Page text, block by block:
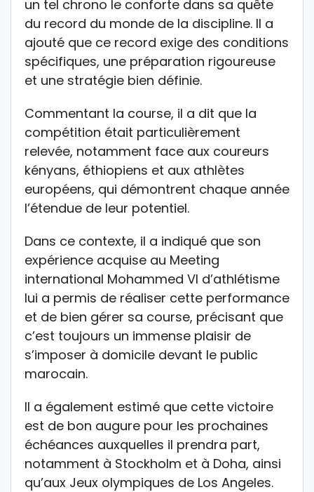
un tel chrono le conforte dans sa quête
du record du monde de la discipline. Il a
ajouté que ce record exige des conditions
spécifiques, une préparation rigoureuse
et une stratégie bien définie.
Commentant la course, il a dit que la
compétition était particulièrement
relevée, notamment face aux coureurs
kényans, éthiopiens et aux athlètes
européens, qui démontrent chaque année
l’étendue de leur potentiel.
Dans ce contexte, il a indiqué que son
expérience acquise au Meeting
international Mohammed VI d’athlétisme
lui a permis de réaliser cette performance
et de bien gérer sa course, précisant que
c’est toujours un immense plaisir de
s’imposer à domicile devant le public
marocain.
Il a également estimé que cette victoire
est de bon augure pour les prochaines
échéances auxquelles il prendra part,
notamment à Stockholm et à Doha, ainsi
qu’aux Jeux olympiques de Los Angeles.